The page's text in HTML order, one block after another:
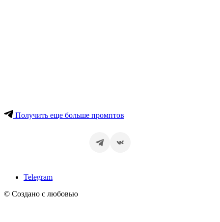
Получить еще больше промптов
Telegram
© Создано с любовью